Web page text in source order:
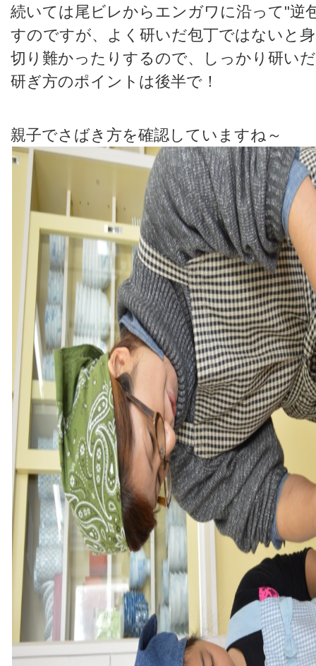
続いては尾ビレからエンガワに沿って"逆
すのですが、よく研いだ包丁ではないと
切り難かったりするので、しっかり研い
研ぎ方のポイントは後半で！
親子でさばき方を確認していますね～